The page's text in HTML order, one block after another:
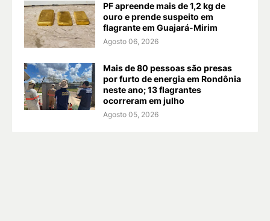
PF apreende mais de 1,2 kg de
ouro e prende suspeito em
flagrante em Guajará-Mirim
Agosto 06, 2026
Mais de 80 pessoas são presas
por furto de energia em Rondônia
neste ano; 13 flagrantes
ocorreram em julho
Agosto 05, 2026